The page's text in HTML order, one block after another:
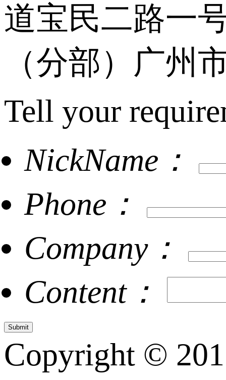
道宝民二路一
（分部）广州
Tell your
NickName：
Phone：
Company：
Content：
Copyright ©